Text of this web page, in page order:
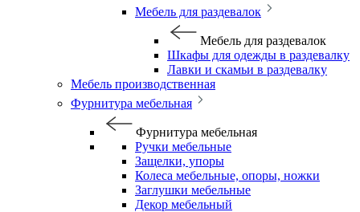
Мебель для раздевалок
Мебель для раздевалок
Шкафы для одежды в раздевалку
Лавки и скамьи в раздевалку
Мебель производственная
Фурнитура мебельная
Фурнитура мебельная
Ручки мебельные
Защелки, упоры
Колеса мебельные, опоры, ножки
Заглушки мебельные
Декор мебельный